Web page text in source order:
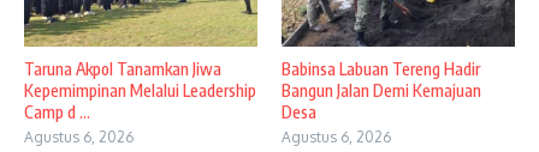
Taruna Akpol Tanamkan Jiwa
Kepemimpinan Melalui Leadership
Camp d ...
Agustus 6, 2026
Babinsa Labuan Tereng Hadir
Bangun Jalan Demi Kemajuan
Desa
Agustus 6, 2026